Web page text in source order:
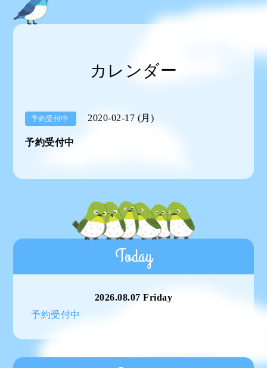
カレンダー
予約受付中 2020-02-17 (月)
予約受付中
Today
2026.08.07 Friday
予約受付中